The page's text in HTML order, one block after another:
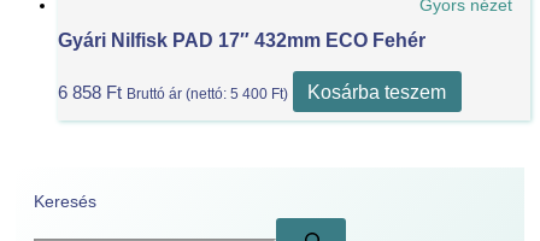
Keresés
Gyors nézet
Gyári Nilfisk PAD 17″ 432mm ECO Fehér
6 858 Ft Bruttó ár (nettó: 5 400 Ft) Kosárba teszem